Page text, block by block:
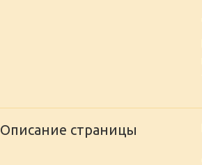
Описание страницы